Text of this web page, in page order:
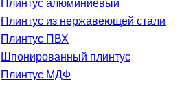
Плинтус алюминиевый
Плинтус из нержавеющей стали
Плинтус ПВХ
Шпонированный плинтус
Плинтус МДФ